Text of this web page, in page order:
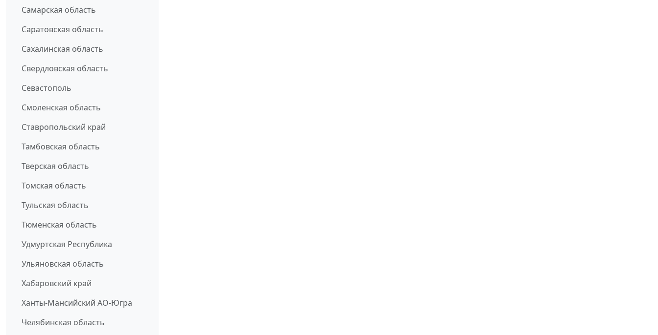
Самарская область
Саратовская область
Сахалинская область
Свердловская область
Севастополь
Смоленская область
Ставропольский край
Тамбовская область
Тверская область
Томская область
Тульская область
Тюменская область
Удмуртская Республика
Ульяновская область
Хабаровский край
Ханты-Мансийский АО-Югра
Челябинская область